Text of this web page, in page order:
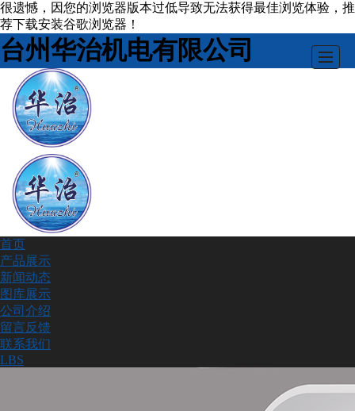
很遗憾，因您的浏览器版本过低导致无法获得最佳浏览体验，推
荐下载安装谷歌浏览器！
台州华治机电有限公司
首页
产品展示
新闻动态
图库展示
首页
产品展示
新闻动态
图库展示
公司介绍
留言反馈
联系我们
LBS